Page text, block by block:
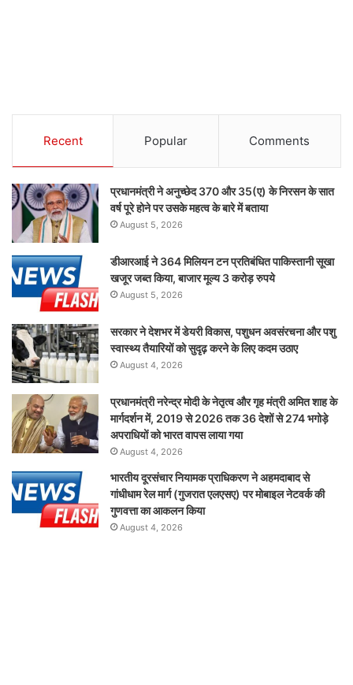
Recent Popular Comments
प्रधानमंत्री ने अनुच्छेद 370 और 35(ए) के निरसन के सात
वर्ष पूरे होने पर उसके महत्व के बारे में बताया
August 5, 2026
डीआरआई ने 364 मिलियन टन प्रतिबंधित पाकिस्तानी सूखा
खजूर जब्त किया, बाजार मूल्य 3 करोड़ रुपये
August 5, 2026
सरकार ने देशभर में डेयरी विकास, पशुधन अवसंरचना और पशु
स्वास्थ्य तैयारियों को सुदृढ़ करने के लिए कदम उठाए
August 4, 2026
प्रधानमंत्री नरेन्द्र मोदी के नेतृत्व और गृह मंत्री अमित शाह के
मार्गदर्शन में, 2019 से 2026 तक 36 देशों से 274 भगोड़े
अपराधियों को भारत वापस लाया गया
August 4, 2026
भारतीय दूरसंचार नियामक प्राधिकरण ने अहमदाबाद से
गांधीधाम रेल मार्ग (गुजरात एलएसए) पर मोबाइल नेटवर्क की
गुणवत्ता का आकलन किया
August 4, 2026